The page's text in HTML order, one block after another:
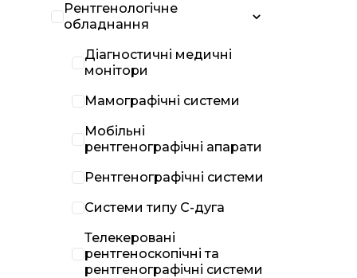
Рентгенологічне
обладнання
Діагностичні медичні
монітори
Мамографічні системи
Мобільні
рентгенографічні апарати
Рентгенографічні системи
Системи типу С-дуга
Телекеровані
рентгеноскопічні та
рентгенографічні системи